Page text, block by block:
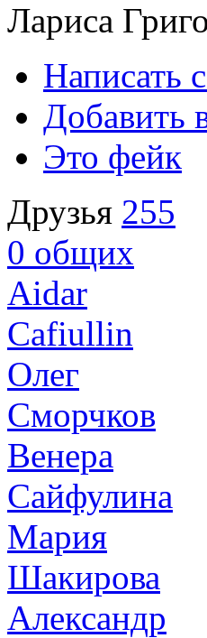
Лариса
Написать
Добавить
Это фейк
Друзья 255
0 общих
Aidar
Cafiullin
Олег
Сморчков
Венера
Сайфулина
Мария
Шакирова
Александр